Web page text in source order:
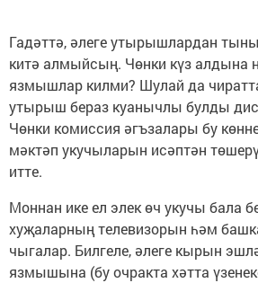
Гадәттә, әлеге утырышлардан
китә алмыйсың. Чөнки күз алдына
язмышлар килми? Шулай да
утырыш бераз куанычлы булды
Чөнки комиссия әгъзалары бу
мәктәп укучыларын исәптән
итте.
Моннан ике ел элек өч укучы бала
хуҗаларның телевизорын һәм
чыгалар. Билгеле, әлеге кырын
язмышына (бу очракта хәтта